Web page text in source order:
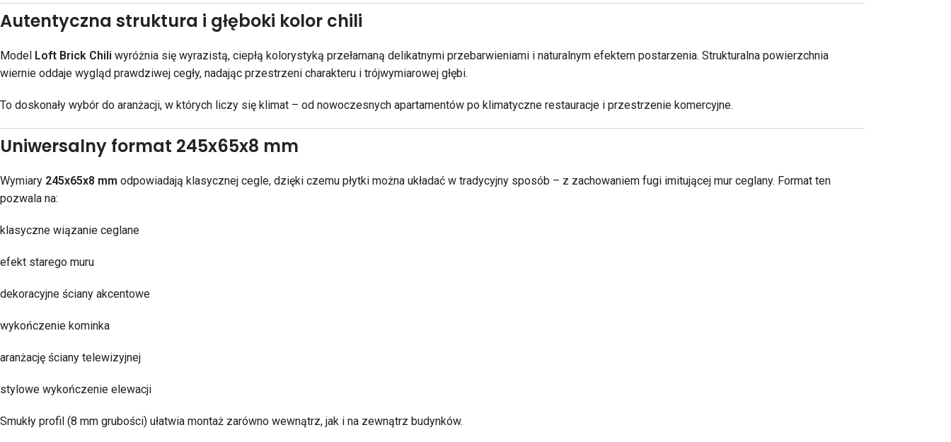
Autentyczna struktura i głęboki kolor chili
Model Loft Brick Chili wyróżnia się wyrazistą, ciepłą kolorystyką przełamaną delikatnymi przebarwieniami i naturalnym efektem postarzenia. Strukturalna powierzchnia
wiernie oddaje wygląd prawdziwej cegły, nadając przestrzeni charakteru i trójwymiarowej głębi.
To doskonały wybór do aranżacji, w których liczy się klimat – od nowoczesnych apartamentów po klimatyczne restauracje i przestrzenie komercyjne.
Uniwersalny format 245x65x8 mm
Wymiary 245x65x8 mm odpowiadają klasycznej cegle, dzięki czemu płytki można układać w tradycyjny sposób – z zachowaniem fugi imitującej mur ceglany. Format ten
pozwala na:
klasyczne wiązanie ceglane
efekt starego muru
dekoracyjne ściany akcentowe
wykończenie kominka
aranżację ściany telewizyjnej
stylowe wykończenie elewacji
Smukły profil (8 mm grubości) ułatwia montaż zarówno wewnątrz, jak i na zewnątrz budynków.